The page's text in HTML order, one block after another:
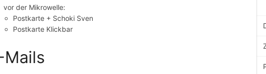
vor der Mikrowelle:
Postkarte + Schoki Sven
Postkarte Klickbar
Mails